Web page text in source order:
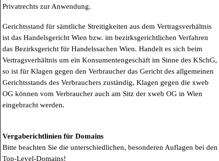
Privatrechts zur Anwendung.
Gerichtsstand für sämtliche Streitigkeiten aus dem Vertragsverhältnis
ist das Handelsgericht Wien bzw. im bezirksgerichtlichen Verfahren
das Bezirksgericht für Handelssachen Wien. Handelt es sich beim
Vertragsverhältnis um ein Konsumentengeschäft im Sinne des KSchG,
so ist für Klagen gegen den Verbraucher das Gericht des allgemeinen
Gerichtsstands des Verbrauchers zuständig, Klagen gegen die xweb
OG können vom Verbraucher auch am Sitz der xweb OG in Wien
eingebracht werden.
Vergaberichtlinien für Domains
Bitte beachten Sie die unterschiedlichen, besonderen Auflagen bei den
Top-Level-Domains!